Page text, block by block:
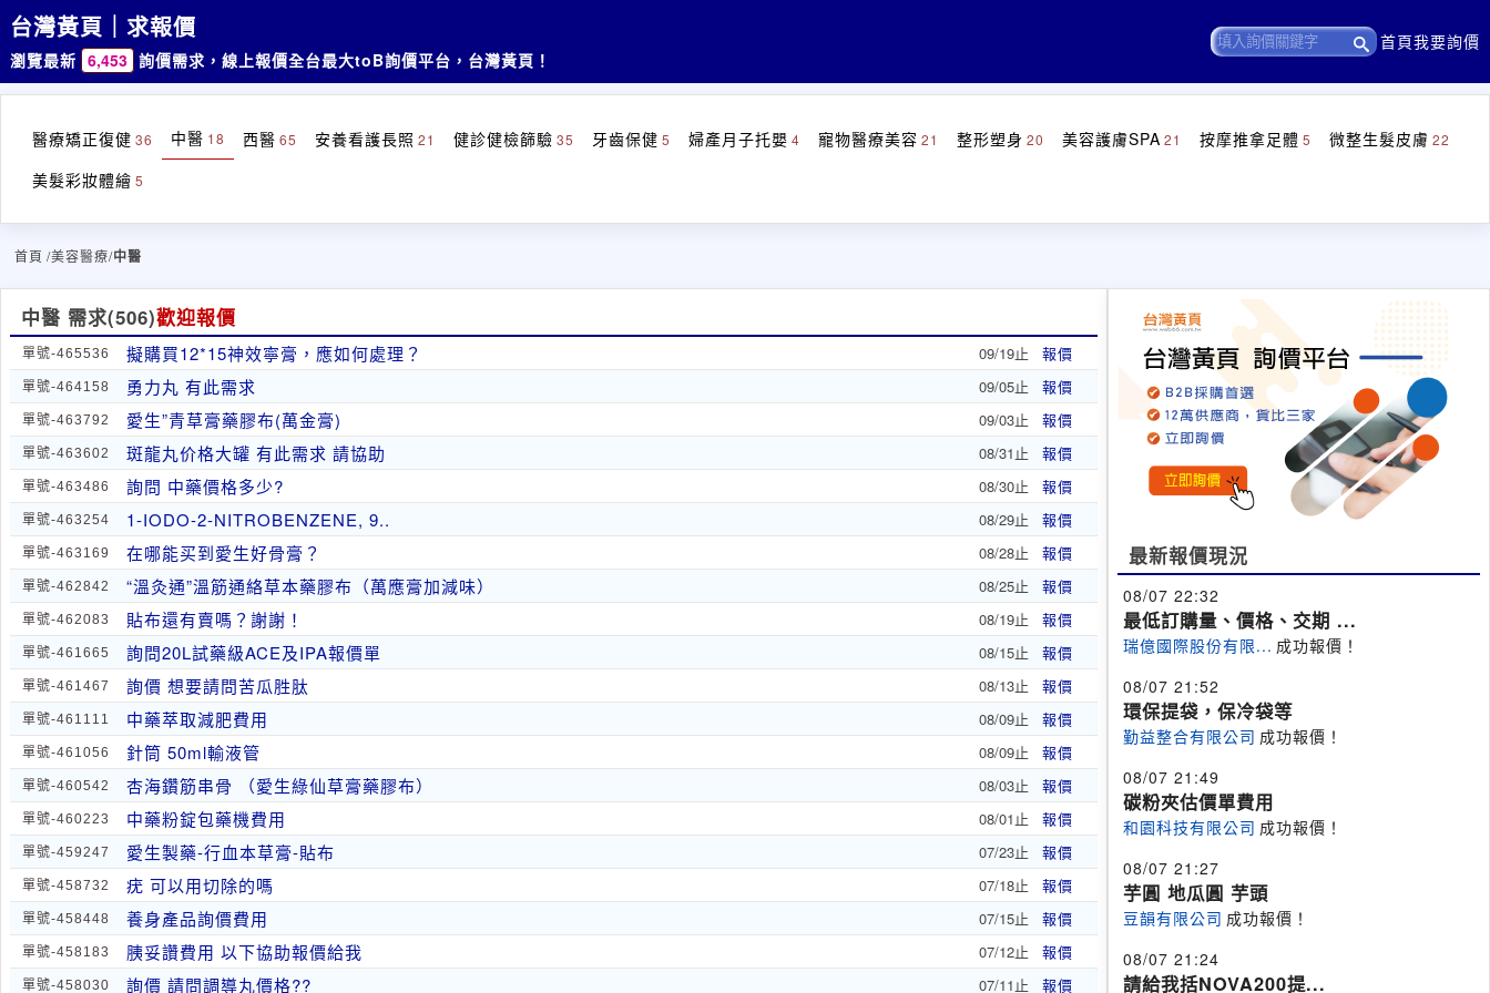
台灣黃頁｜求報價
瀏覽最新 6,453 詢價需求，線上報價全台最大toB詢價平台，台灣黃頁！
首頁我要詢價
醫療矯正復健 36 中醫 18 西醫 65 安養看護長照 21 健診健檢篩驗 35 牙齒保健 5 婦產月子托嬰 4 寵物醫療美容 21 整形塑身 20 美容護膚SPA 21 按摩推拿足體 5 微整生髮皮膚 22
美髮彩妝體繪 5
首頁 /美容醫療/中醫
中醫 需求(506)歡迎報價
單號-465536 擬購買12*15神效寧膏，應如何處理？ 09/19止 報價
單號-464158 勇力丸 有此需求 09/05止 報價
單號-463792 愛生”青草膏藥膠布(萬金膏) 09/03止 報價
單號-463602 斑龍丸价格大罐 有此需求 請協助 08/31止 報價
單號-463486 詢問 中藥價格多少? 08/30止 報價
單號-463254 1-IODO-2-NITROBENZENE, 9.. 08/29止 報價
單號-463169 在哪能买到愛生好骨膏？ 08/28止 報價
單號-462842 “溫灸通”溫筋通絡草本藥膠布（萬應膏加減味） 08/25止 報價
單號-462083 貼布還有賣嗎？謝謝！ 08/19止 報價
單號-461665 詢問20L試藥級ACE及IPA報價單 08/15止 報價
單號-461467 詢價 想要請問苦瓜胜肽 08/13止 報價
單號-461111 中藥萃取減肥費用 08/09止 報價
單號-461056 針筒 50ml輸液管 08/09止 報價
單號-460542 杏海鑽筋串骨 （愛生綠仙草膏藥膠布） 08/03止 報價
單號-460223 中藥粉錠包藥機費用 08/01止 報價
單號-459247 愛生製藥-行血本草膏-貼布 07/23止 報價
單號-458732 疣 可以用切除的嗎 07/18止 報價
單號-458448 養身產品詢價費用 07/15止 報價
單號-458183 胰妥讚費用 以下協助報價給我 07/12止 報價
單號-458030 詢價 請問調導丸價格?? 07/11止 報價
最新報價現況
08/07 22:32
最低訂購量、價格、交期 ...
瑞億國際股份有限... 成功報價！
08/07 21:52
環保提袋，保冷袋等
勤益整合有限公司 成功報價！
08/07 21:49
碳粉夾估價單費用
和園科技有限公司 成功報價！
08/07 21:27
芋圓 地瓜圓 芋頭
豆韻有限公司 成功報價！
08/07 21:24
請給我括NOVA200提...